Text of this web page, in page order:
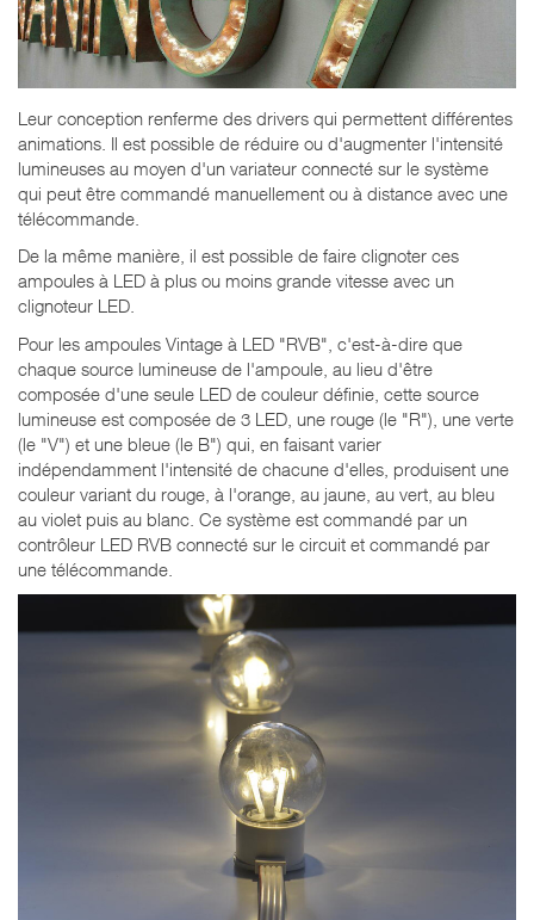
Leur conception renferme des drivers qui permettent différentes
animations. Il est possible de réduire ou d'augmenter l'intensité
lumineuses au moyen d'un variateur connecté sur le système
qui peut être commandé manuellement ou à distance avec une
télécommande.
De la même manière, il est possible de faire clignoter ces
ampoules à LED à plus ou moins grande vitesse avec un
clignoteur LED.
Pour les ampoules Vintage à LED "RVB", c'est-à-dire que
chaque source lumineuse de l'ampoule, au lieu d'être
composée d'une seule LED de couleur définie, cette source
lumineuse est composée de 3 LED, une rouge (le "R"), une verte
(le "V") et une bleue (le B") qui, en faisant varier
indépendamment l'intensité de chacune d'elles, produisent une
couleur variant du rouge, à l'orange, au jaune, au vert, au bleu
au violet puis au blanc. Ce système est commandé par un
contrôleur LED RVB connecté sur le circuit et commandé par
une télécommande.